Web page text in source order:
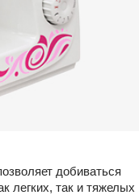
добиваться
легких, так и тяжелых